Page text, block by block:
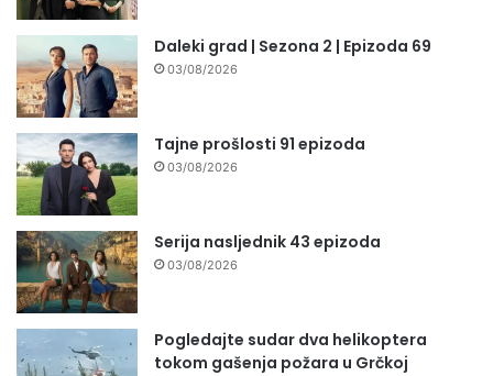
Daleki grad | Sezona 2 | Epizoda 69
03/08/2026
Tajne prošlosti 91 epizoda
03/08/2026
Serija nasljednik 43 epizoda
03/08/2026
Pogledajte sudar dva helikoptera
tokom gašenja požara u Grčkoj